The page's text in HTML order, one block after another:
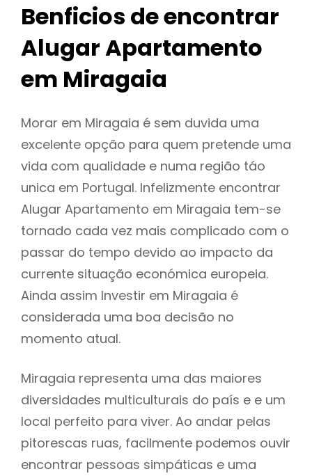
Benficios de encontrar
Alugar Apartamento
em Miragaia
Morar em Miragaia é sem duvida uma
excelente opção para quem pretende uma
vida com qualidade e numa região táo
unica em Portugal. Infelizmente encontrar
Alugar Apartamento em Miragaia tem-se
tornado cada vez mais complicado com o
passar do tempo devido ao impacto da
currente situação económica europeia.
Ainda assim Investir em Miragaia é
considerada uma boa decisão no
momento atual.
Miragaia representa uma das maiores
diversidades multiculturais do país e e um
local perfeito para viver. Ao andar pelas
pitorescas ruas, facilmente podemos ouvir
encontrar pessoas simpáticas e uma